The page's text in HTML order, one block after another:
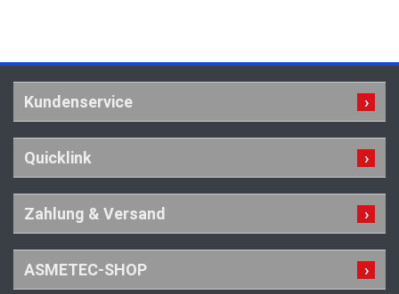
Kundenservice
Quicklink
Zahlung & Versand
ASMETEC-SHOP